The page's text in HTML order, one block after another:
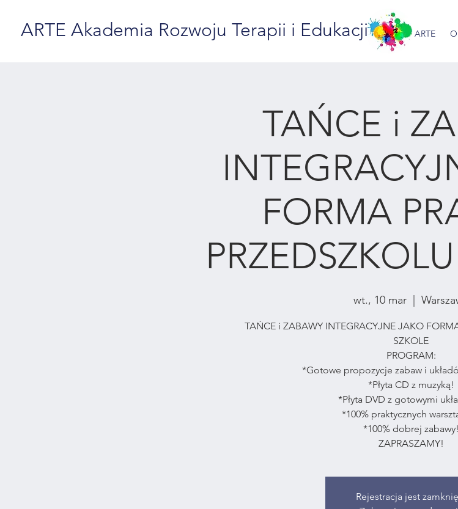
ARTE Akademia Rozwoju Terapii i Edukacji ARTE
TAŃCE i
FORMA
wt., 10 mar
  |
TAŃCE i ZABAWY INTEGRACYJNE JAKO
SZKOLE
PROGRAM:
*Gotowe propozycje zabaw i
*Płyta CD z muzyką!
*Płyta DVD z gotowymi
*100% praktycznych
*100% dobrej zabawy!
ZAPRASZAMY!
Rejestracja jest